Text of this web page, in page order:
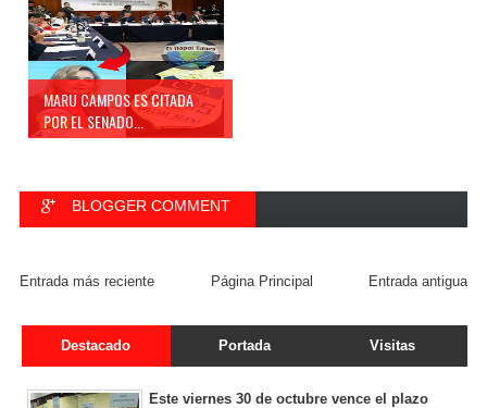
MARU CAMPOS ES CITADA
POR EL SENADO...
BLOGGER COMMENT
Entrada más reciente Entrada antigua
Página Principal
Destacado Portada Visitas
Este viernes 30 de octubre vence el plazo